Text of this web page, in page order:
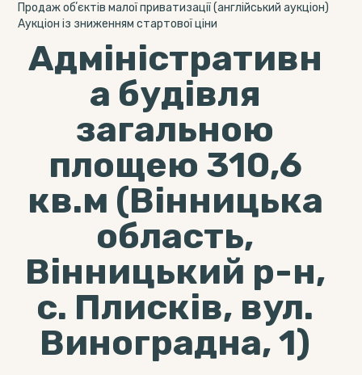
Продаж обʼєктів малої приватизації (англійський аукціон)
Аукціон із зниженням стартової ціни
Адміністративн
а будівля
загальною
площею 310,6
кв.м (Вінницька
область,
Вінницький р-н,
с. Плисків, вул.
Виноградна, 1)